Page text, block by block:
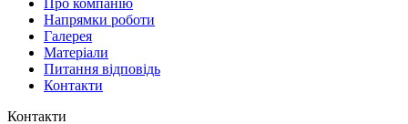
Напрямки роботи
Галерея
Матеріали
Питання відповідь
Контакти
Контакти